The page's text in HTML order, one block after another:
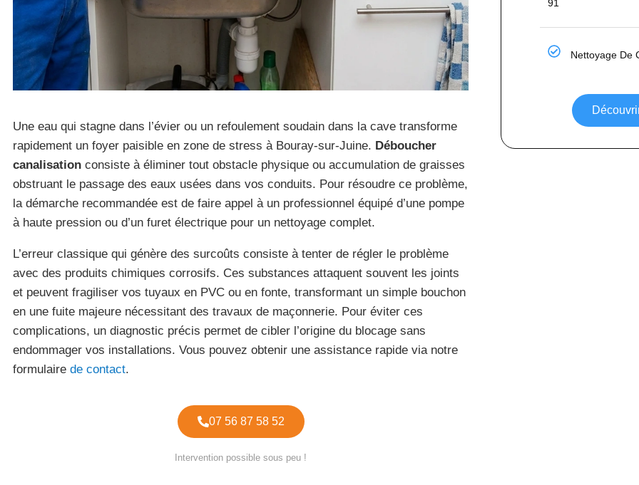
Une eau qui stagne dans l’évier ou un refoulement soudain dans la cave transforme
rapidement un foyer paisible en zone de stress à Bouray-sur-Juine. Déboucher
canalisation consiste à éliminer tout obstacle physique ou accumulation de graisses
obstruant le passage des eaux usées dans vos conduits. Pour résoudre ce problème,
la démarche recommandée est de faire appel à un professionnel équipé d’une pompe
à haute pression ou d’un furet électrique pour un nettoyage complet.
L’erreur classique qui génère des surcoûts consiste à tenter de régler le problème
avec des produits chimiques corrosifs. Ces substances attaquent souvent les joints
et peuvent fragiliser vos tuyaux en PVC ou en fonte, transformant un simple bouchon
en une fuite majeure nécessitant des travaux de maçonnerie. Pour éviter ces
complications, un diagnostic précis permet de cibler l’origine du blocage sans
endommager vos installations. Vous pouvez obtenir une assistance rapide via notre
formulaire de contact.
07 56 87 58 52
Intervention possible sous peu !
91
Nettoyage De